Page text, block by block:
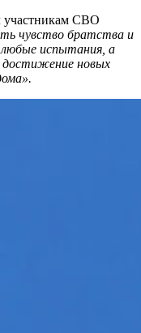
участникам СВО
чувство братства и
любые испытания, а
новых